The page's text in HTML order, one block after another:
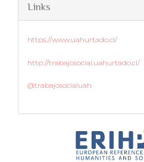
Links
https://www.uahurtado.cl/
http://trabajosocial.uahurtado.cl/
@trabajosocialuah